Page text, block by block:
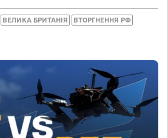
ВЕЛИКА БРИТАНІЯ ВТОРГНЕННЯ РФ